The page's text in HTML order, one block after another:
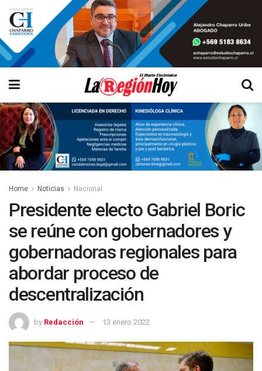
Home Noticias Nacional
Presidente electo Gabriel Boric
se reúne con gobernadores y
gobernadoras regionales para
abordar proceso de
descentralización
by Redacción 13 enero 2022